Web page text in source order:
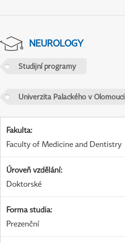
NEUROLOGY
Studijní programy
Univerzita Palackého v Olomouci
Fakulta:
Faculty of Medicine and Dentistry
Úroveň vzdělání:
Doktorské
Forma studia:
Prezenční